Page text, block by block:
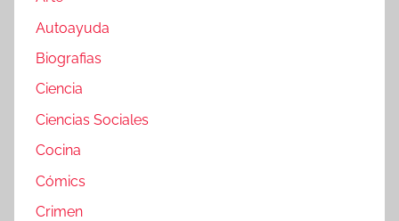
Autoayuda
Biografias
Ciencia
Ciencias Sociales
Cocina
Cómics
Crimen